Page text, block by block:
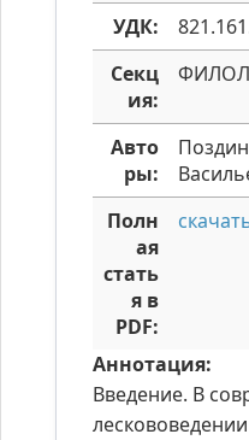
УДК:
Секц
ия:
Авто
ры:
Полн
ая
стать
я в
PDF:
Аннотация:
Введение. В